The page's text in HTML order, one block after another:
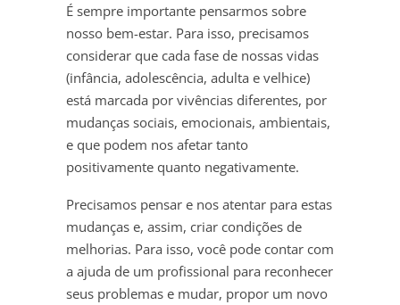
É sempre importante pensarmos sobre
nosso bem-estar. Para isso, precisamos
considerar que cada fase de nossas vidas
(infância, adolescência, adulta e velhice)
está marcada por vivências diferentes, por
mudanças sociais, emocionais, ambientais,
e que podem nos afetar tanto
positivamente quanto negativamente.
Precisamos pensar e nos atentar para estas
mudanças e, assim, criar condições de
melhorias. Para isso, você pode contar com
a ajuda de um profissional para reconhecer
seus problemas e mudar, propor um novo